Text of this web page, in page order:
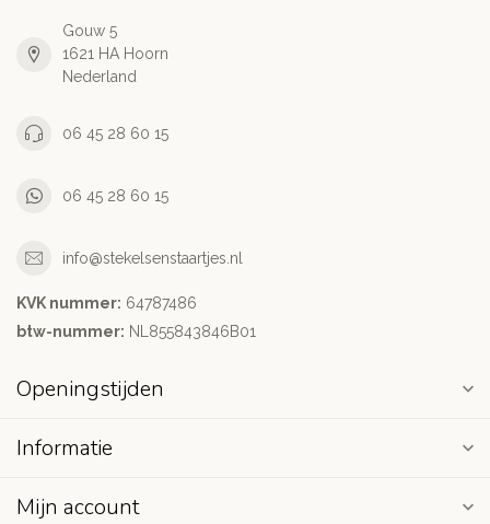
Gouw 5
1621 HA Hoorn
Nederland
06 45 28 60 15
06 45 28 60 15
info@stekelsenstaartjes.nl
KVK nummer: 64787486
btw-nummer: NL855843846B01
Openingstijden
Informatie
Mijn account